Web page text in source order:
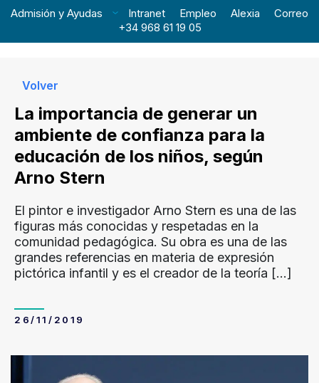
Admisión y Ayudas Intranet Empleo Alexia
Correo
+34 968 61 19 05
Volver
La importancia de generar un
ambiente de confianza para la
educación de los niños, según
Arno Stern
El pintor e investigador Arno Stern es una de las
figuras más conocidas y respetadas en la
comunidad pedagógica. Su obra es una de las
grandes referencias en materia de expresión
pictórica infantil y es el creador de la teoría […]
26/11/2019